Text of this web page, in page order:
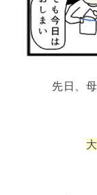
先日、